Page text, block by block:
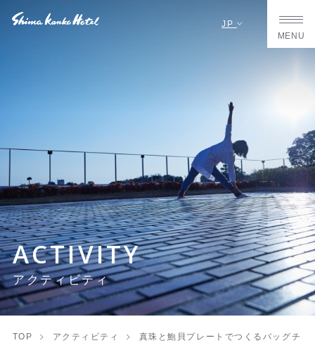
JP
MENU
ACTIVITY
アクティビティ
TOP アクティビティ
真珠と鮑貝プレートでつくるバッグチ